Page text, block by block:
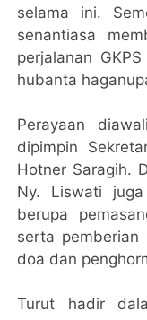
selama ini.
senantiasa
perjalanan
hubanta
Perayaan
dipimpin
Hotner Saragih.
Ny. Liswati
berupa
serta pemberian
doa dan
Turut hadir